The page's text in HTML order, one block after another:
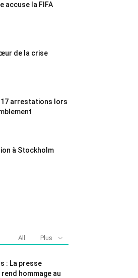
accuse la FIFA
de la crise
arrestations lors
à Stockholm
All Plus
: La presse
hommage au